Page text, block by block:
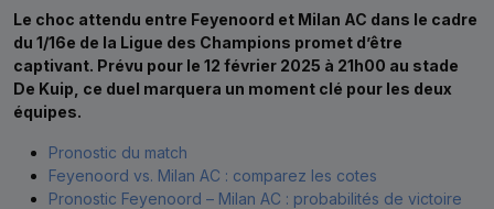
Le choc attendu entre Feyenoord et Milan AC dans le cadre
du 1/16e de la Ligue des Champions promet d’être
captivant. Prévu pour le 12 février 2025 à 21h00 au stade
De Kuip, ce duel marquera un moment clé pour les deux
équipes.
Pronostic du match
Feyenoord vs. Milan AC : comparez les cotes
Pronostic Feyenoord – Milan AC : probabilités de victoire